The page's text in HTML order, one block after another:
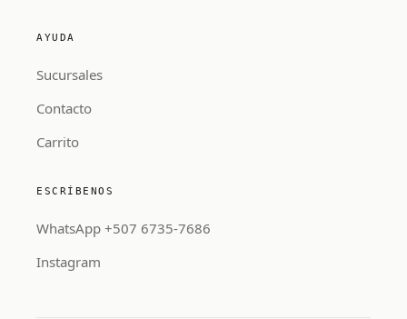
AYUDA
Sucursales
Contacto
Carrito
ESCRÍBENOS
WhatsApp +507 6735-7686
Instagram